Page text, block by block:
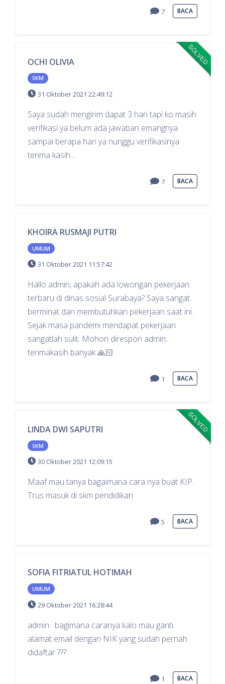
7 BACA
SOLVED
OCHI OLIVIA
SKM
31 Oktober 2021 22:49:12
Saya sudah mengirim dapat 3 hari tapi ko masih
verifikasi ya belum ada jawaban emangnya
sampai berapa hari ya nunggu verifikasinya
terima kasih....
7 BACA
KHOIRA RUSMAJI PUTRI
UMUM
31 Oktober 2021 11:57:42
Hallo admin, apakah ada lowongan pekerjaan
terbaru di dinas sosial Surabaya? Saya sangat
berminat dan membutuhkan pekerjaan saat ini.
Sejak masa pandemi mendapat pekerjaan
sangatlah sulit. Mohon direspon admin..
terimakasih banyak 🙏🏻
1 BACA
SOLVED
LINDA DWI SAPUTRI
SKM
30 Oktober 2021 12:09:15
Maaf mau tanya bagaimana cara nya buat KIP..
Trus masuk di skm pendidikan
5 BACA
SOFIA FITRIATUL HOTIMAH
UMUM
29 Oktober 2021 16:28:44
admin . bagimana caranya kalo mau ganti
alamat email dengan NIK yang sudah pernah
didaftar ???
1 BACA